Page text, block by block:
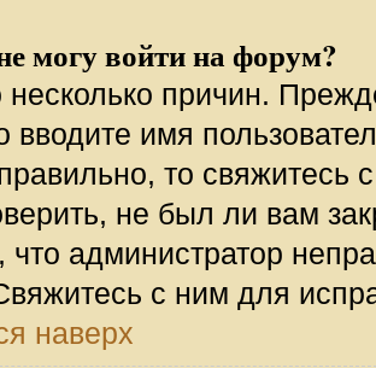
могу войти на форум?
причин.
вводите имя
то
не был ли вам
что администратор
с ним для
наверх